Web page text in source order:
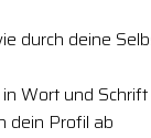
durch deine
Wort und Schrift
dein Profil ab